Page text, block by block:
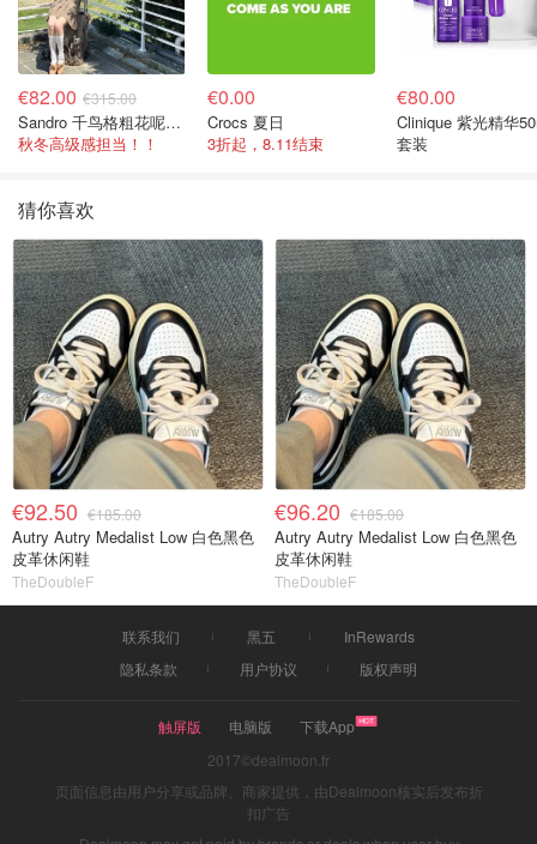
€82.00 €315.00
Sandro 千鸟格粗花呢连衣裙
秋冬高级感担当！！
€0.00
Crocs 夏日
3折起，8.11结束
€80.00
Clinique 紫光精华
套装
猜你喜欢
€92.50 €185.00
Autry Autry Medalist Low 白色黑色
皮革休闲鞋
TheDoubleF
€96.20 €185.00
Autry Autry Medalist Low 白色黑色
皮革休闲鞋
TheDoubleF
联系我们 黑五
InRewards
隐私条款
用户协议 版权声明
触屏版 电脑版
下载App
2017©dealmoon.fr
页面信息由用户分享或品牌、商家提供，由Dealmoon核实后发布折
扣广告